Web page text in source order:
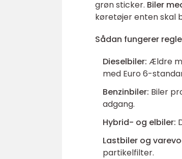
grøn sticker. Biler
køretøjer enten skal
Sådan fungerer
Dieselbiler: Ældre
med Euro 6-
Benzinbiler: Biler
adgang.
Hybrid- og elbiler:
Lastbiler og
partikelfilter.